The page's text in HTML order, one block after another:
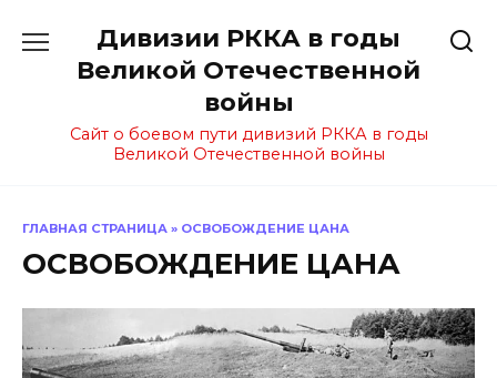
содержанию
Дивизии РККА в годы
Великой Отечественной
войны
Сайт о боевом пути дивизий РККА в годы
Великой Отечественной войны
ГЛАВНАЯ СТРАНИЦА » ОСВОБОЖДЕНИЕ ЦАНА
ОСВОБОЖДЕНИЕ ЦАНА